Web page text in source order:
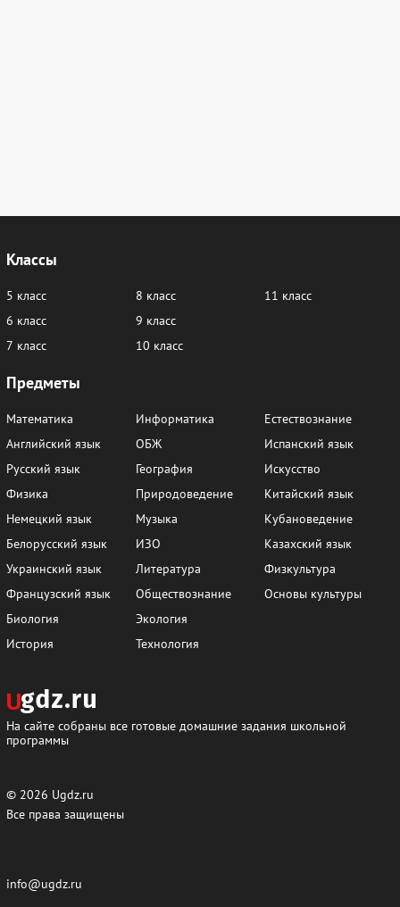
Классы
5 класс
6 класс
7 класс
8 класс
9 класс
10 класс
11 класс
Предметы
Математика
Английский язык
Русский язык
Физика
Немецкий язык
Белорусский язык
Украинский язык
Французский язык
Биология
История
Информатика
ОБЖ
География
Природоведение
Музыка
ИЗО
Литература
Обществознание
Экология
Технология
Естествознание
Испанский язык
Искусство
Китайский язык
Кубановедение
Казахский язык
Физкультура
Основы культуры
На сайте собраны все готовые домашние задания школьной
программы
© 2026 Ugdz.ru
Все права защищены
info@ugdz.ru